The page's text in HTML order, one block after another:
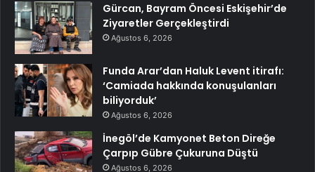
Gürcan, Bayram Öncesi Eskişehir’de
Ziyaretler Gerçekleştirdi
Ağustos 6, 2026
Funda Arar’dan Haluk Levent itirafı:
‘Camiada hakkında konuşulanları
biliyorduk’
Ağustos 6, 2026
İnegöl’de Kamyonet Beton Direğe
Çarpıp Gübre Çukuruna Düştü
Ağustos 6, 2026